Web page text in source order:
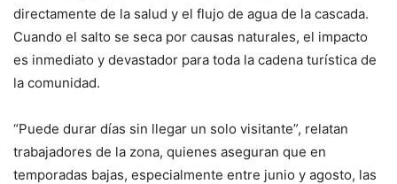
directamente de la salud y el flujo de agua de la cascada.
Cuando el salto se seca por causas naturales, el impacto
es inmediato y devastador para toda la cadena turística de
la comunidad.
“Puede durar días sin llegar un solo visitante”, relatan
trabajadores de la zona, quienes aseguran que en
temporadas bajas, especialmente entre junio y agosto, las